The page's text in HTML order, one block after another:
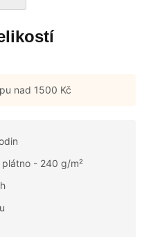
nad 1500 Kč
plátno - 240 g/m²